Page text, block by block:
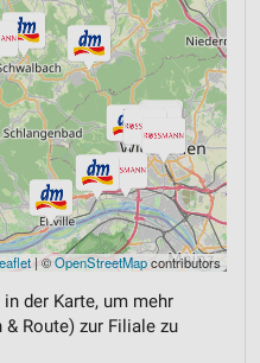
|©OpenStreetMapcontributors
der Karte, um mehr
Route) zur Filiale zu